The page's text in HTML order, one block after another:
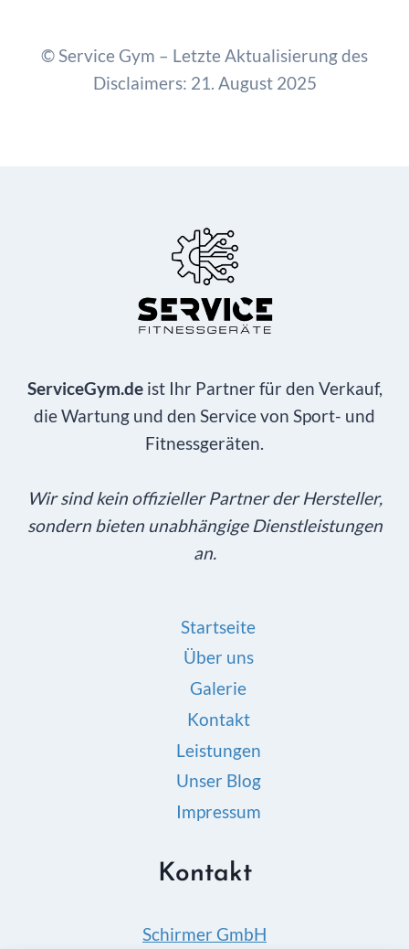
© Service Gym – Letzte Aktualisierung des
Disclaimers: 21. August 2025
ServiceGym.deist Ihr Partner für den Verkauf,
die Wartung und den Service von Sport- und
Fitnessgeräten.
Wir sind kein offizieller Partner der Hersteller,
sondern bieten unabhängige Dienstleistungen
an.
Startseite
Über uns
Galerie
Kontakt
Leistungen
Unser Blog
Impressum
Kontakt
Schirmer GmbH